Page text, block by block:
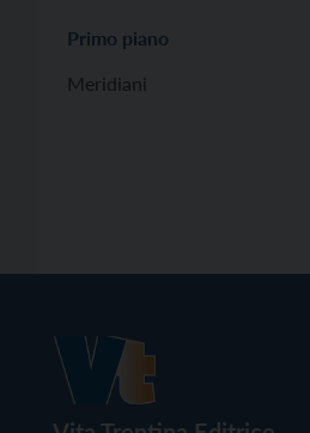
Primo piano
Meridiani